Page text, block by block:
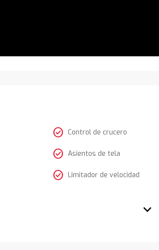
check_circle Control de crucero
check_circle Asientos de tela
check_circle Limitador de velocidad